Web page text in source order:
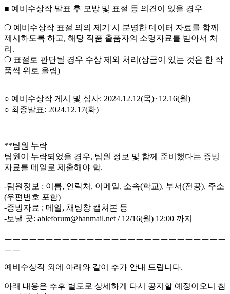
■ 예비수상작 발표 후 모방 및 표절 등 의견이 있을 경우
❍ 예비수상작 표절 의의 제기 시 분명한 데이터 자료를 함께
제시하도록 하고, 해당 작품 출품자의 소명자료를 받아서 처
리.
❍ 표절로 판단될 경우 수상 제외 처리(상금이 있는 것은 한 작
품씩 위로 올림)
○ 예비수상작 게시 및 심사: 2024.12.12(목)~12.16(월)
○ 최종발표: 2024.12.17(화)
**팀원 누락
팀원이 누락되었을 경우, 팀원 정보 및 함께 준비했다는 증빙
자료를 메일로 제출해야 함.
-팀원정보 : 이름, 연락처, 이메일, 소속(학교), 부서(전공), 주소
(우편번호 포함)
-증빙자료 : 메일, 채팅창 캡쳐본 등
-보낼 곳: ableforum@hanmail.net / 12/16(월) 12:00 까지
ㅡㅡㅡㅡㅡㅡㅡㅡㅡㅡㅡㅡㅡㅡㅡㅡㅡㅡㅡㅡㅡㅡㅡㅡㅡㅡㅡ
ㅡㅡ
예비수상작 외에 아래와 같이 추가 안내 드립니다.
아래 내용은 추후 별도로 상세하게 다시 공지할 예정이오니 참